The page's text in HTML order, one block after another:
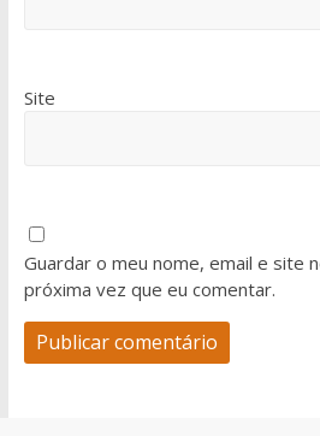
Site
Guardar o meu nome, email e site
próxima vez que eu comentar.